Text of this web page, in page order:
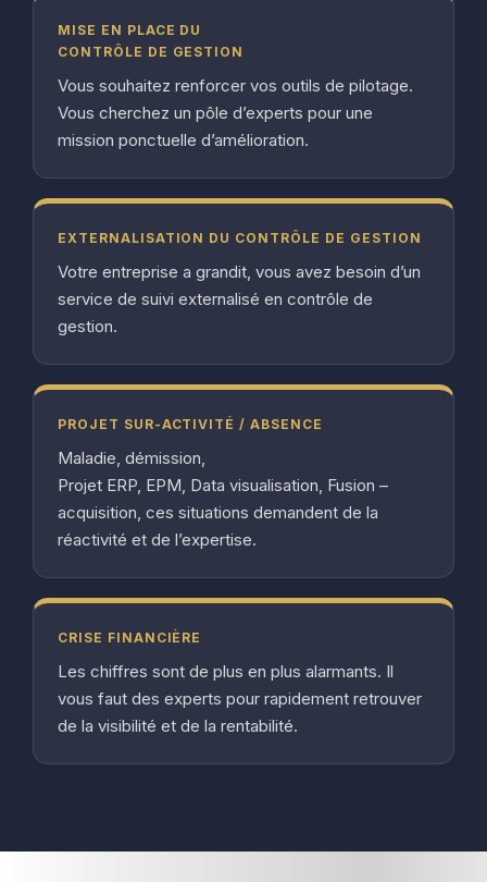
MISE EN PLACE DU
CONTRÔLE DE GESTION
Vous souhaitez renforcer vos outils de pilotage.
Vous cherchez un pôle d’experts pour une
mission ponctuelle d’amélioration.
EXTERNALISATION DU CONTRÔLE DE GESTION
Votre entreprise a grandit, vous avez besoin d’un
service de suivi externalisé en contrôle de
gestion.
PROJET SUR-ACTIVITÉ / ABSENCE
Maladie, démission,
Projet ERP, EPM, Data visualisation, Fusion –
acquisition, ces situations demandent de la
réactivité et de l’expertise.
CRISE FINANCIÈRE
Les chiffres sont de plus en plus alarmants. Il
vous faut des experts pour rapidement retrouver
de la visibilité et de la rentabilité.